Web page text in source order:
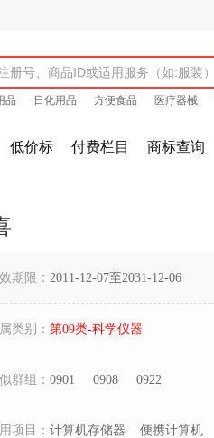
品 日化用品 方便食品 医疗器械
低价标 付费栏目 商标查询
期限： 2011-12-07至2031-12-06
类别： 第09类-科学仪器
群组： 0901 0908 0922
项目： 计算机存储器 便携计算机